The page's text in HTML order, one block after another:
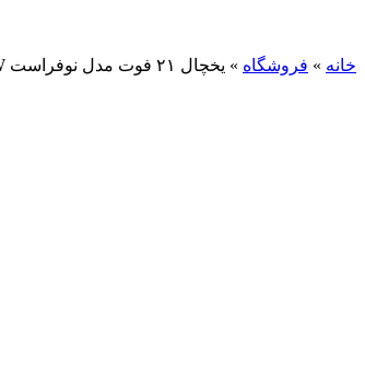
خانه » فروشگاه » یخچال ۲۱ فوت مدل نوفراست NEW پلاس با هوم بار D17